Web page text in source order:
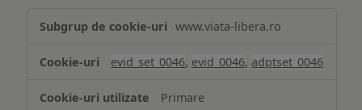
www.viata-libera.ro
evid_set_0046, evid_0046, adptset_0046
Primare